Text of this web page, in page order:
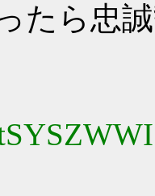
たら忠